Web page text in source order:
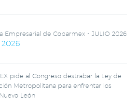
Empresarial de Coparmex - JULIO 2026
2026
pide al Congreso destrabar la Ley de
Metropolitana para enfrentar los
León